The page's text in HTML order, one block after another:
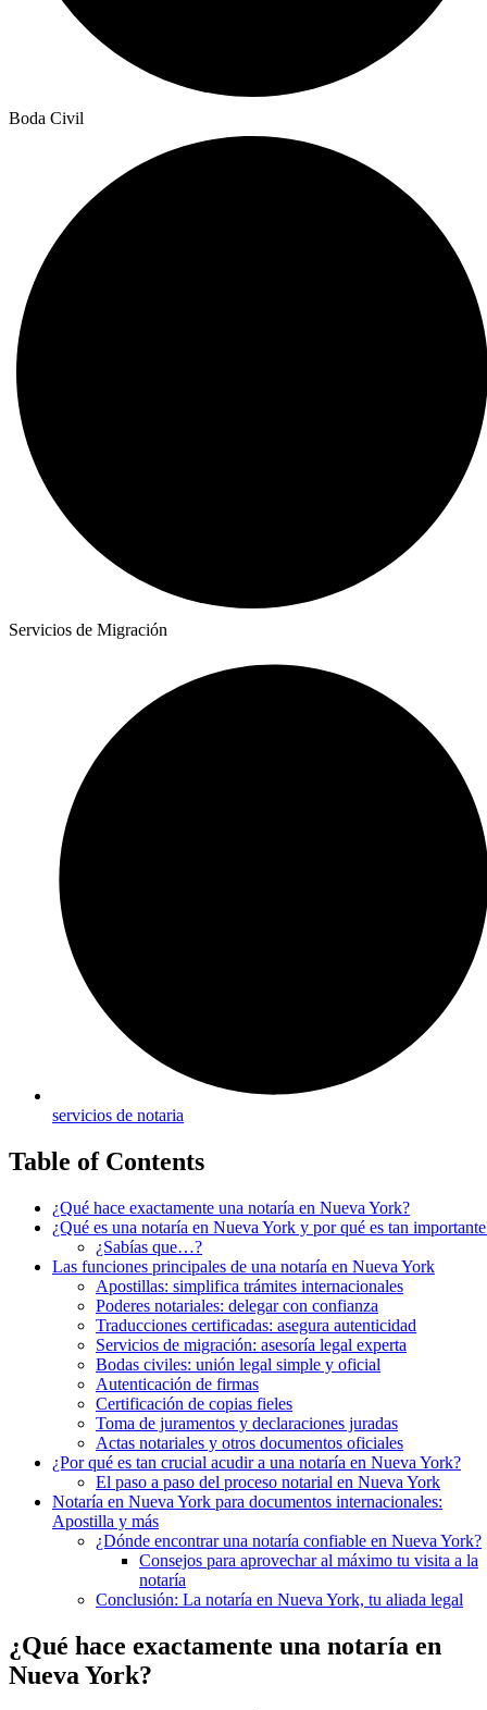
Boda Civil
Servicios de Migración
servicios de notaria
Table of Contents
¿Qué hace exactamente una notaría en Nueva York?
¿Qué es una notaría en Nueva York y por qué es tan
¿Sabías que…?
Las funciones principales de una notaría en Nueva York
Apostillas: simplifica trámites internacionales
Poderes notariales: delegar con confianza
Traducciones certificadas: asegura autenticidad
Servicios de migración: asesoría legal experta
Bodas civiles: unión legal simple y oficial
Autenticación de firmas
Certificación de copias fieles
Toma de juramentos y declaraciones juradas
Actas notariales y otros documentos oficiales
¿Por qué es tan crucial acudir a una notaría en Nueva York?
El paso a paso del proceso notarial en Nueva York
Notaría en Nueva York para documentos internacionales:
Apostilla y más
¿Dónde encontrar una notaría confiable en Nueva York?
Consejos para aprovechar al máximo tu visita a la
notaría
Conclusión: La notaría en Nueva York, tu aliada legal
¿Qué hace exactamente una notaría en
Nueva York?